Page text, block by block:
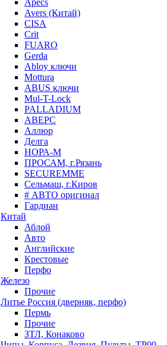
Apecs
Avers (Китай)
CISA
Crit
FUARO
Gerda
Abloy ключи
Mottura
ABUS ключи
Mul-T-Lock
PALLADIUM
АВЕРС
Аллюр
Делга
НОРА-М
ПРОСАМ, г.Рязань
SECUREMME
Сельмаш, г.Киров
# АВТО оригинал
Гардиан
Китай
Аблой
Авто
Английские
Крестовые
Перфо
Железо
Прочие
Литье Россия (дверняк, перфо)
Пермь
Прочие
ЗТЛ, Конаково